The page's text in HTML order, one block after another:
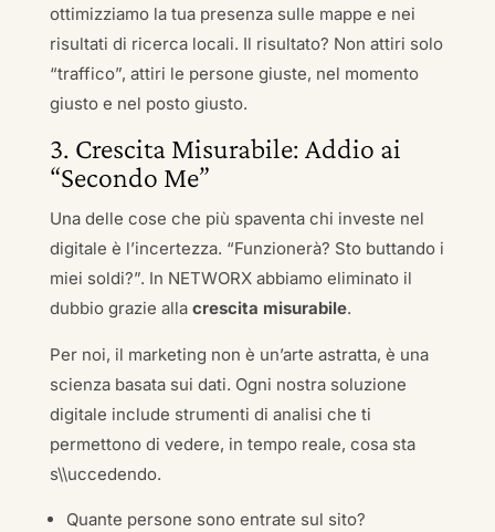
ottimizziamo la tua presenza sulle mappe e nei
risultati di ricerca locali. Il risultato? Non attiri solo
“traffico”, attiri le persone giuste, nel momento
giusto e nel posto giusto.
3. Crescita Misurabile: Addio ai
“Secondo Me”
Una delle cose che più spaventa chi investe nel
digitale è l’incertezza. “Funzionerà? Sto buttando i
miei soldi?”. In NETWORX abbiamo eliminato il
dubbio grazie alla crescita misurabile.
Per noi, il marketing non è un’arte astratta, è una
scienza basata sui dati. Ogni nostra soluzione
digitale include strumenti di analisi che ti
permettono di vedere, in tempo reale, cosa sta
s\\uccedendo.
Quante persone sono entrate sul sito?